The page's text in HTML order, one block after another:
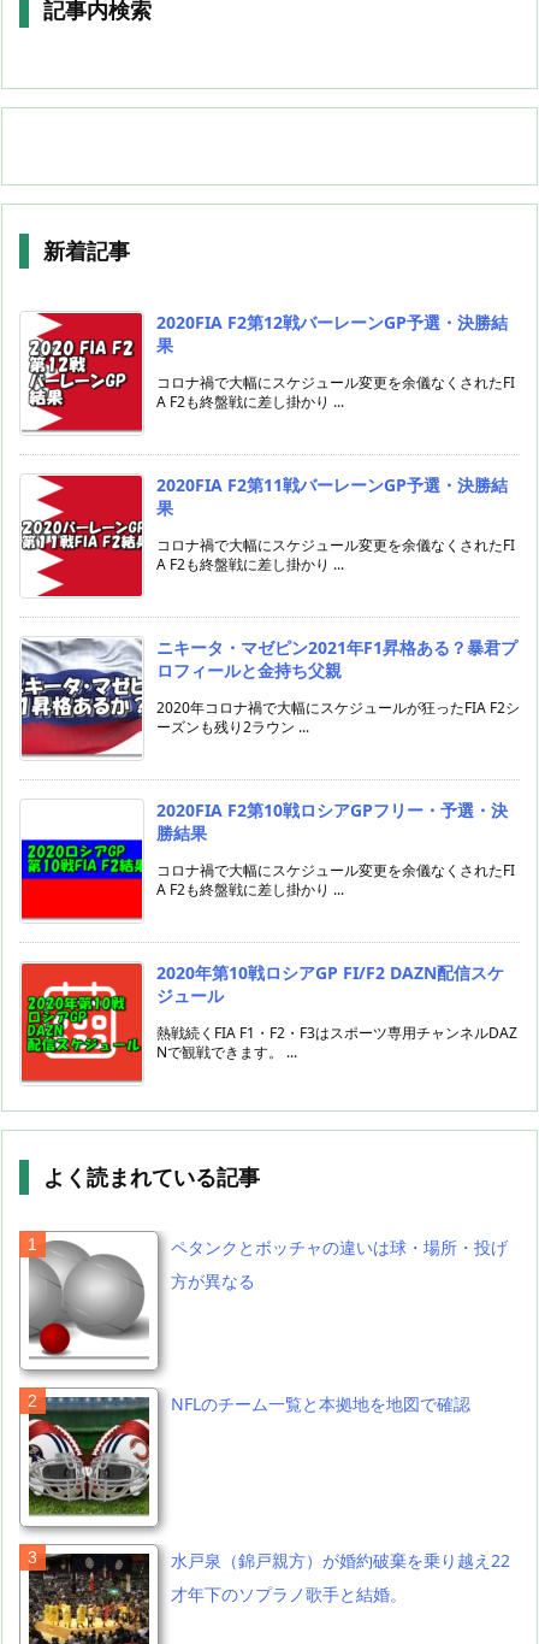
記事内検索
新着記事
2020FIA F2第12戦バーレーンGP予選・決勝結
果
コロナ禍で大幅にスケジュール変更を余儀なくされたFI
A F2も終盤戦に差し掛かり ...
2020FIA F2第11戦バーレーンGP予選・決勝結
果
コロナ禍で大幅にスケジュール変更を余儀なくされたFI
A F2も終盤戦に差し掛かり ...
ニキータ・マゼピン2021年F1昇格ある？暴君プ
ロフィールと金持ち父親
2020年コロナ禍で大幅にスケジュールが狂ったFIA F2シ
ーズンも残り2ラウン ...
2020FIA F2第10戦ロシアGPフリー・予選・決
勝結果
コロナ禍で大幅にスケジュール変更を余儀なくされたFI
A F2も終盤戦に差し掛かり ...
2020年第10戦ロシアGP FI/F2 DAZN配信スケ
ジュール
熱戦続くFIA F1・F2・F3はスポーツ専用チャンネルDAZ
Nで観戦できます。 ...
よく読まれている記事
ペタンクとボッチャの違いは球・場所・投げ
方が異なる
NFLのチーム一覧と本拠地を地図で確認
水戸泉（錦戸親方）が婚約破棄を乗り越え22
才年下のソプラノ歌手と結婚。